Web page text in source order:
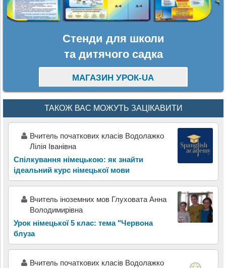
Стенди для школи
та дитячого садка
МАГАЗИН УРОК-UA
ТАКОЖ ВАС МОЖУТЬ ЗАЦІКАВИТИ
Вчитель початкових класів Водолажко
Лілія Іванівна
Спілкування німецькою: як знайти
ідеальний курс німецької мови
Вчитель іноземних мов Глуховата Анна
Володимирівна
Урок німецької 5 клас: тема "Червона
блуза
Вчитель початкових класів Водолажко